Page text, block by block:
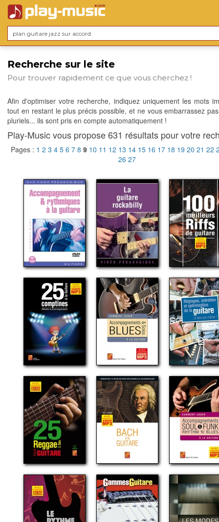
Recherche sur le site
Pour trouver rapidement ce que vous cherchez !
Afin d'optimiser votre recherche, indiquez uniquement les mots
tout en restant le plus précis possible, et ne vous embarrassez
pluriels... ils sont pris en compte automatiquement !
Play-Music vous propose 631 résultats pour votre
Pages : 1 2 3 4 5 6 7 8 9 10 11 12 13 14 15 16 17 18 19 20 21 22
26 27